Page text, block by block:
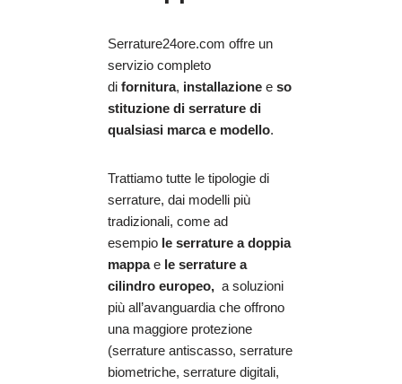
Serrature24ore.com offre un
servizio completo
di fornitura, installazione e so
stituzione di serrature di
qualsiasi marca e modello.
Trattiamo tutte le tipologie di
serrature, dai modelli più
tradizionali, come ad
esempio le serrature a doppia
mappae le serrature a
cilindro europeo, a soluzioni
più all’avanguardia che offrono
una maggiore protezione
(serrature antiscasso, serrature
biometriche, serrature digitali,